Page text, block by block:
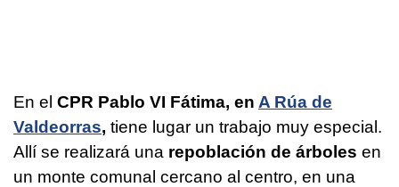
En el CPR Pablo VI Fátima, en A Rúa de
Valdeorras, tiene lugar un trabajo muy especial.
Allí se realizará una repoblación de árboles en
un monte comunal cercano al centro, en una